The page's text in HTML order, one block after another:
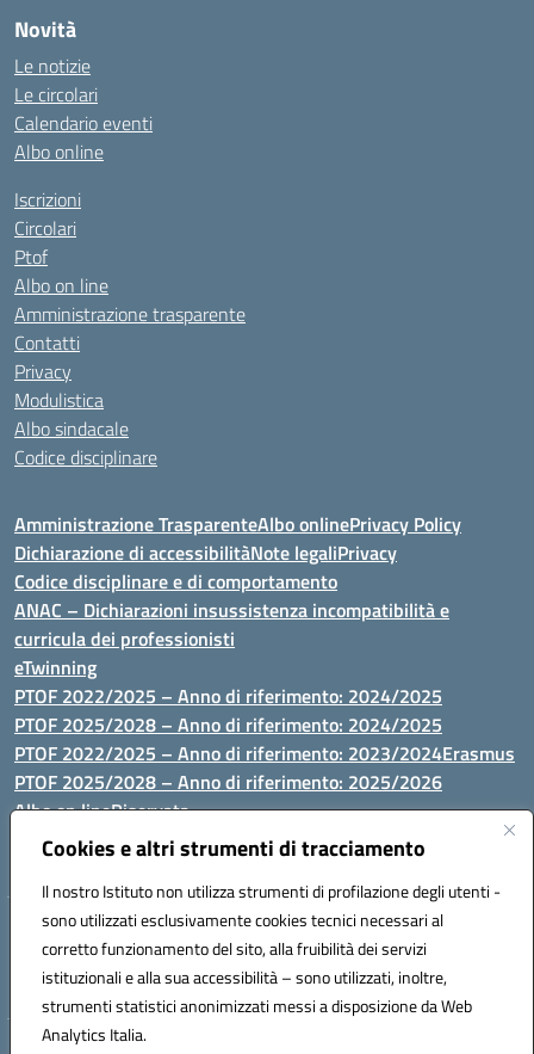
Cookies e altri strumenti di tracciamento
Il nostro Istituto non utilizza strumenti di profilazione degli utenti -
sono utilizzati esclusivamente cookies tecnici necessari al
corretto funzionamento del sito, alla fruibilità dei servizi
istituzionali e alla sua accessibilità – sono utilizzati, inoltre,
strumenti statistici anonimizzati messi a disposizione da Web
Analytics Italia.
Novità
Le notizie
Le circolari
Calendario eventi
Albo online
Iscrizioni
Circolari
Ptof
Albo on line
Amministrazione trasparente
Contatti
Privacy
Modulistica
Albo sindacale
Codice disciplinare
Amministrazione TrasparenteAlbo onlinePrivacy Policy
Dichiarazione di accessibilitàNote legaliPrivacy
Codice disciplinare e di comportamento
ANAC – Dichiarazioni insussistenza incompatibilità e
curricula dei professionisti
eTwinning
PTOF 2022/2025 – Anno di riferimento: 2024/2025
PTOF 2025/2028 – Anno di riferimento: 2024/2025
PTOF 2022/2025 – Anno di riferimento: 2023/2024Erasmus
PTOF 2025/2028 – Anno di riferimento: 2025/2026
Albo on lineRiservata
P.N. Dotazione di attrezzature per le palestre
Via Luna e Sole, 44 07100, Sassari - Tel 079293287 - Fax 0793764116
- Mail: ssvc010009@istruzione.it - PEC: ssvc010009@pec.istruzione.it
- C.F. / P.IVA Convitto 80000150906 - C.F. Scuole 92073300904